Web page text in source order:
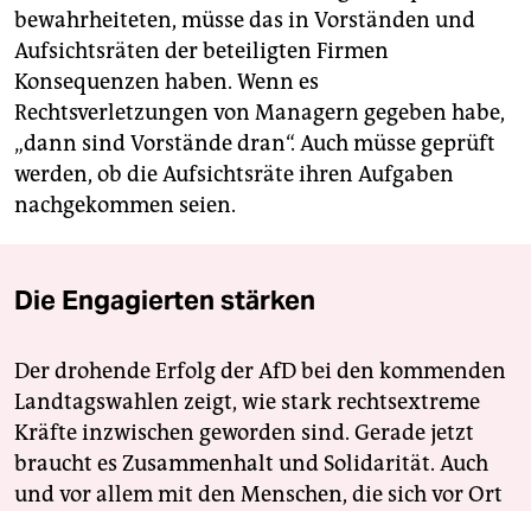
bewahrheiteten, müsse das in Vorständen und
Aufsichtsräten der beteiligten Firmen
Konsequenzen haben. Wenn es
Rechtsverletzungen von Managern gegeben habe,
„dann sind Vorstände dran“. Auch müsse geprüft
werden, ob die Aufsichtsräte ihren Aufgaben
nachgekommen seien.
Die Engagierten stärken
Der drohende Erfolg der AfD bei den kommenden
Landtagswahlen zeigt, wie stark rechtsextreme
Kräfte inzwischen geworden sind. Gerade jetzt
braucht es Zusammenhalt und Solidarität. Auch
und vor allem mit den Menschen, die sich vor Ort